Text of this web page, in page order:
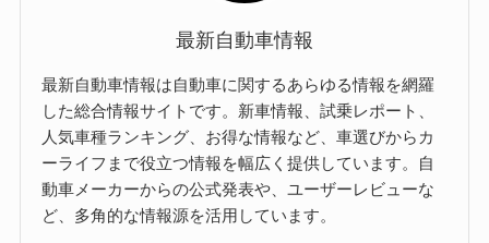
最新自動車情報
最新自動車情報は自動車に関するあらゆる情報を網羅
した総合情報サイトです。新車情報、試乗レポート、
人気車種ランキング、お得な情報など、車選びからカ
ーライフまで役立つ情報を幅広く提供しています。自
動車メーカーからの公式発表や、ユーザーレビューな
ど、多角的な情報源を活用しています。